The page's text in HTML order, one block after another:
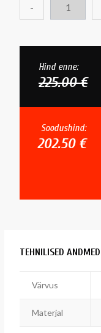
-
Hind enne:
225.00 €
Soodushind:
202.50 €
TEHNILISED ANDMED
Värvus
Materjal